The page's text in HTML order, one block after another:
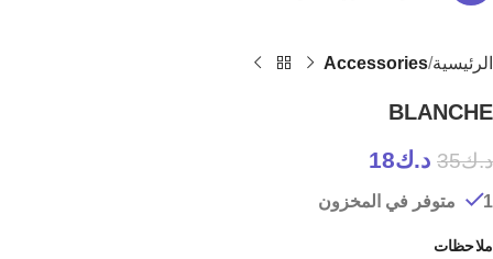
الرئيسية Accessories
BLANCHE
د.ك35 د.ك18
1 متوفر في المخزون
ملاحظات